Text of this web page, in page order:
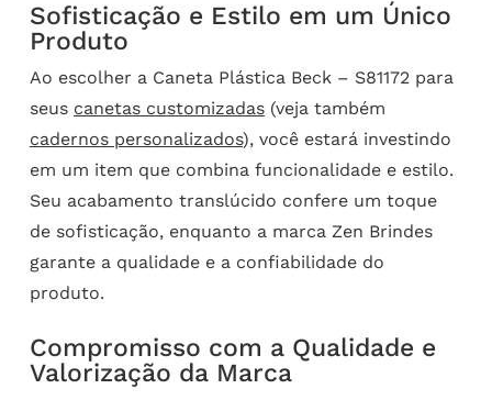
Sofisticação e Estilo em um Único
Produto
Ao escolher a Caneta Plástica Beck – S81172 para
seus canetas customizadas(veja também
cadernos personalizados), você estará investindo
em um item que combina funcionalidade e estilo.
Seu acabamento translúcido confere um toque
de sofisticação, enquanto a marca Zen Brindes
garante a qualidade e a confiabilidade do
produto.
Compromisso com a Qualidade e
Valorização da Marca